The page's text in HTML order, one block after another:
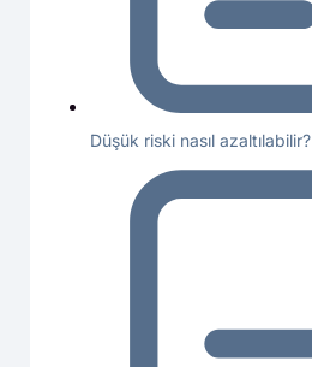
Düşük riski nasıl azaltılabilir?